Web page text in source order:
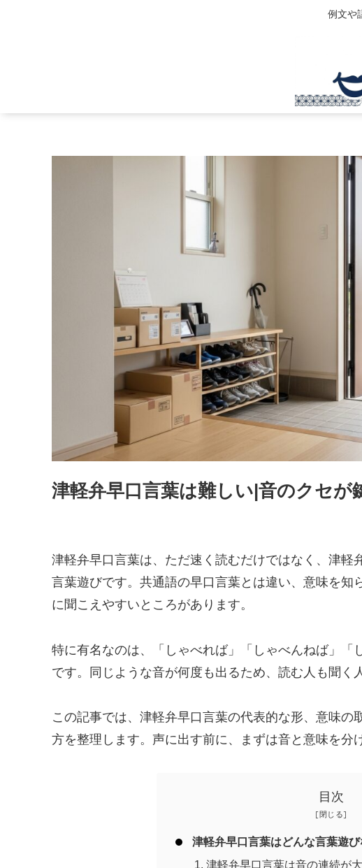
例文や
津軽弁早口言葉は難しい|音のクセが
津軽弁早口言葉は、ただ速く読むだけではなく、津軽
言葉遊びです。共通語の早口言葉とは違い、意味を知
に聞こえやすいところがあります。
特に有名なのは、「しゃべれば」「しゃべんねば」「
です。同じような音が何度も出るため、読む人も聞く
この記事では、津軽弁早口言葉の代表的な形、意味
方を整理します。声に出す前に、まずは音と意味を分
目次
津軽弁早口言葉はどんな言葉遊
津軽弁早口言葉は音の連続が